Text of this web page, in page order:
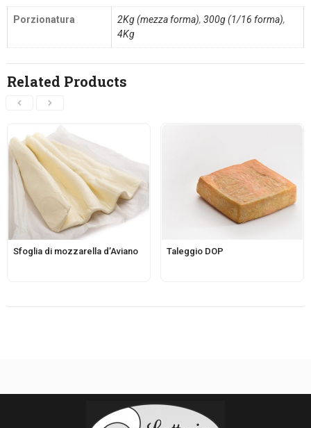
Porzionatura 2Kg (mezza forma), 300g (1/16 forma),
4Kg
Related Products
Sfoglia di mozzarella d’Aviano Taleggio DOP